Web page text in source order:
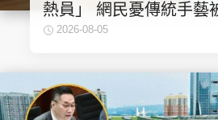
熱員」 網民憂傳統手藝
2026-08-05